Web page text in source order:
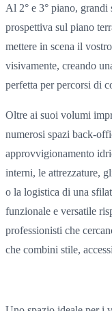
Al 2° e 3° piano, grandi
prospettiva sul piano
mettere in scena il
visivamente, creando
perfetta per percorsi di
Oltre ai suoi volumi
numerosi spazi back-
approvvigionamento
interni, le attrezzature,
o la logistica di una
funzionale e versatile
professionisti che
che combini stile,